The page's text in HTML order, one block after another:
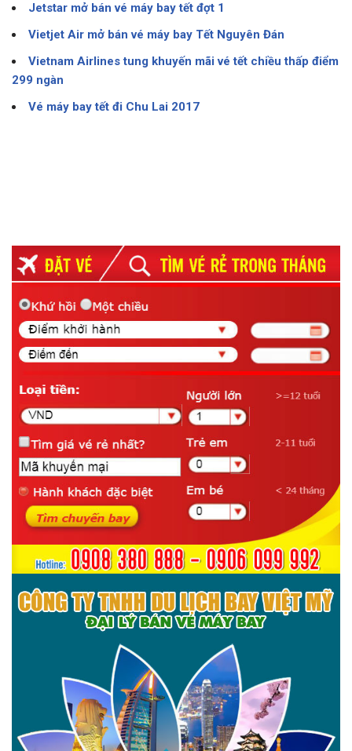
Jetstar mở bán vé máy bay tết đợt 1
Vietjet Air mở bán vé máy bay Tết Nguyên Đán
Vietnam Airlines tung khuyến mãi vé tết chiều thấp điểm
299 ngàn
Vé máy bay tết đi Chu Lai 2017